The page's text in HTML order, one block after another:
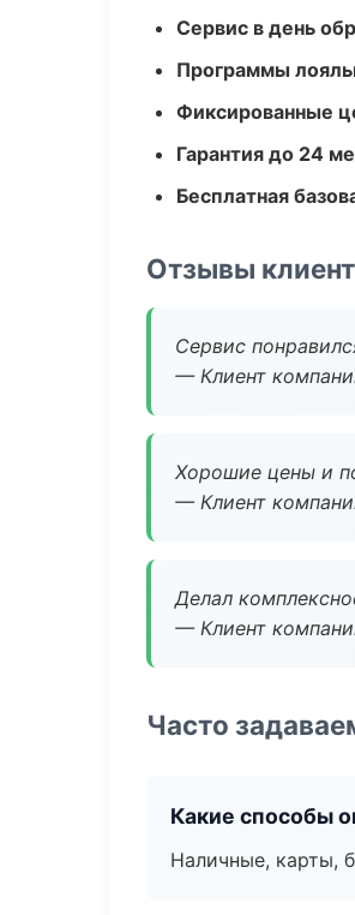
Сервис в день
Программы
Фиксированные
Гарантия до 24
Бесплатная
Отзывы
Сервис
— Клиент
Хорошие цены и
— Клиент
Делал
— Клиент
Часто
Какие способы
Наличные, карты,